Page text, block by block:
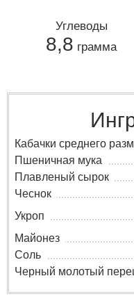
Углеводы
8,8 грамма
Кабачки среднего
Пшеничная мука
Плавленый сырок
Чеснок
Укроп
Майонез
Соль
Черный молотый